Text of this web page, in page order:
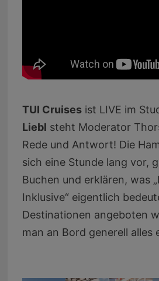
TUI Cruisesist LIVE im
Liebl steht Moderator
Rede und Antwort! Die
sich eine Stunde lang vor,
Buchen und erklären, was
Inklusive“ eigentlich
Destinationen angeboten
man an Bord generell